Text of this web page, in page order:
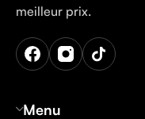
meilleur prix.
Menu